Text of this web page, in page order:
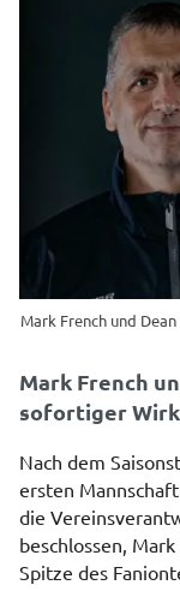
Mark French und
Mark French
sofortiger
Nach dem
ersten
die
beschlossen,
Spitze des